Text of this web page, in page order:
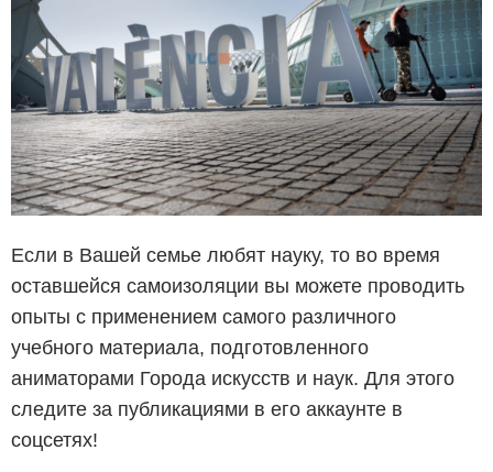
Если в Вашей семье любят науку, то во время
оставшейся самоизоляции вы можете проводить
опыты с применением самого различного
учебного материала, подготовленного
аниматорами Города искусств и наук. Для этого
следите за публикациями в его аккаунте в
соцсетях!